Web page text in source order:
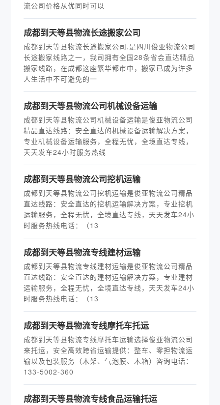
流公司价格从优同时可以
​成都到天等县物流长途搬家公司
成都到天等县物流长途搬家公司,是四川俊亚物流公司
长途搬家线路之一，我司拥有全国28条省会直达精品
搬家线路，在成都这座繁华都市中，搬家已成为许多
人生活中不可避免的一
成都到天等县物流公司机械设备运输
成都到天等县物流公司机械设备运输是俊亚物流公司
精品直达线路：安全直达的机械设备运输解决方案，
专业机械设备运输服务，全程无忧，全境直达专线，
天天发车24小时服务热线
成都到天等县物流公司挖机运输
成都到天等县物流公司挖机运输是俊亚物流公司精品
直达线路：安全直达的挖机运输解决方案，专业挖机
运输服务，全程无忧，全境直达专线，天天发车24小
时服务热线电话：（13
成都到天等县物流专线建材运输
成都到天等县物流专线建材运输是俊亚物流公司精品
直达线路：安全直达的建材运输解决方案，专业建材
运输服务，全程无忧，全境直达专线，天天发车24小
时服务热线电话：（13
成都到天等县物流专线摩托车托运
成都到天等县物流专线摩托车运输选择俊亚物流公司
来托运，安全高效跨省运输提供：整车、零担物流运
输以及包装服务（木架、气泡膜、木箱）咨询电话：
133-5002-360
成都到天等县物流专线食品运输托运